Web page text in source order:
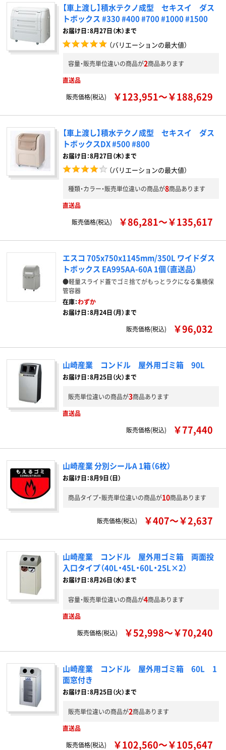
【車上渡し】積水テクノ成型 セキスイ ダス
トボックス #330 #400 #700 #1000 #1500
お届け日：8月27日（木）まで
（バリエーションの最大値）
容量・販売単位違いの商品が2商品あります
直送品
販売価格(税込)
￥123,951～￥188,629
【車上渡し】積水テクノ成型 セキスイ ダス
トボックスDX #500 #800
お届け日：8月27日（木）まで
（バリエーションの最大値）
種類・カラー・販売単位違いの商品が8商品あります
直送品
販売価格(税込)
￥86,281～￥135,617
エスコ 705x750x1145mm/350L ワイドダス
トボックス EA995AA-60A 1個（直送品）
●軽量スライド蓋でゴミ捨てがもっとラクになる集積保
管容器
在庫：わずか
お届け日：8月24日（月）まで
販売価格(税込)
￥96,032
山崎産業 コンドル 屋外用ゴミ箱 90L
お届け日：8月25日（火）まで
販売単位違いの商品が3商品あります
直送品
販売価格(税込)
￥77,440
山崎産業 分別シールA 1箱（6枚）
お届け日：8月9日（日）
商品タイプ・販売単位違いの商品が10商品あります
販売価格(税込) ￥407～￥2,637
山崎産業 コンドル 屋外用ゴミ箱 両面投
入口タイプ（40L・45L・60L・25L×2）
お届け日：8月26日（水）まで
容量・販売単位違いの商品が4商品あります
直送品
販売価格(税込)
￥52,998～￥70,240
山崎産業 コンドル 屋外用ゴミ箱 60L 1
面窓付き
お届け日：8月25日（火）まで
販売単位違いの商品が2商品あります
直送品
販売価格(税込)
￥102,560～￥105,647